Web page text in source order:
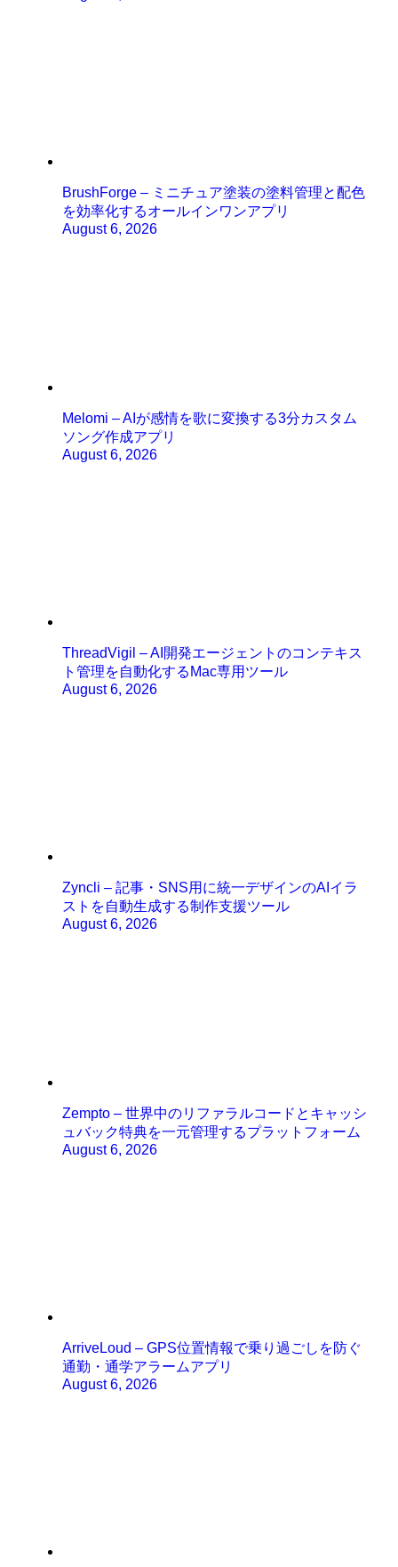
BrushForge – ミニチュア塗装の塗料管理と配色
を効率化するオールインワンアプリ
August 6, 2026
Melomi – AIが感情を歌に変換する3分カスタム
ソング作成アプリ
August 6, 2026
ThreadVigil – AI開発エージェントのコンテキス
ト管理を自動化するMac専用ツール
August 6, 2026
Zyncli – 記事・SNS用に統一デザインのAIイラ
ストを自動生成する制作支援ツール
August 6, 2026
Zempto – 世界中のリファラルコードとキャッシ
ュバック特典を一元管理するプラットフォーム
August 6, 2026
ArriveLoud – GPS位置情報で乗り過ごしを防ぐ
通勤・通学アラームアプリ
August 6, 2026